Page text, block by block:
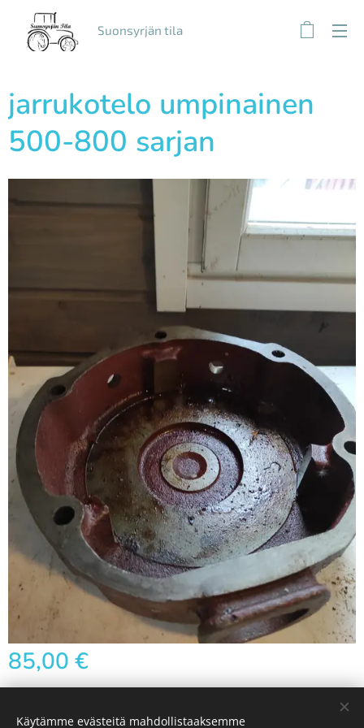
Suonsyrjän tila
jarrukotelo umpinainen
500-800 sarjan
85,00 €
Käytämme evästeitä mahdollistaaksemme